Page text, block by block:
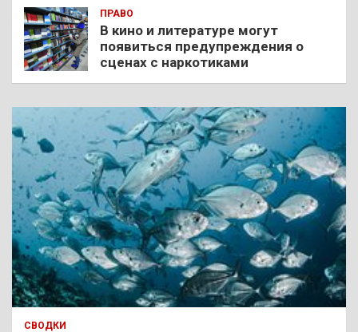
ПРАВО
В кино и литературе могут
появиться предупреждения о
сценах с наркотиками
СВОДКИ